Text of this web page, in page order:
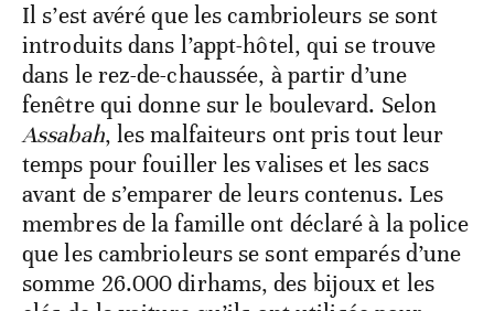
Il s’est avéré que les cambrioleurs se sont
introduits dans l’appt-hôtel, qui se trouve
dans le rez-de-chaussée, à partir d’une
fenêtre qui donne sur le boulevard. Selon
Assabah, les malfaiteurs ont pris tout leur
temps pour fouiller les valises et les sacs
avant de s’emparer de leurs contenus. Les
membres de la famille ont déclaré à la police
que les cambrioleurs se sont emparés d’une
somme 26.000 dirhams, des bijoux et les